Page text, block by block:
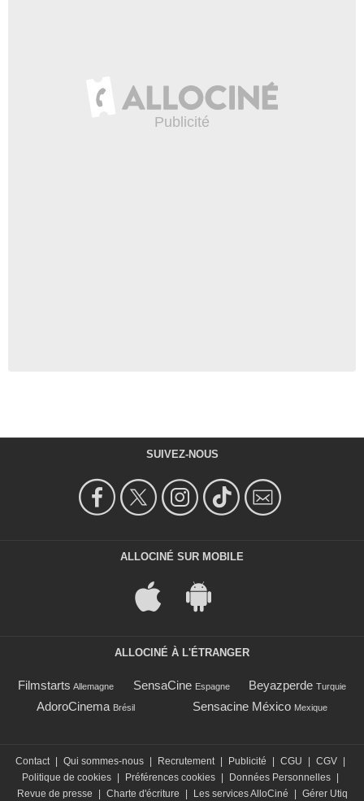
SUIVEZ-NOUS
ALLOCINÉ SUR MOBILE
ALLOCINÉ À L'ÉTRANGER
Filmstarts Allemagne SensaCine Espagne Beyazperde Turquie
AdoroCinema Brésil Sensacine México Mexique
Contact Qui sommes-nous Recrutement Publicité CGU CGV
Politique de cookies
Préférences cookies Données Personnelles
Revue de presse
Charte d'écriture Les services AlloCiné Gérer Utiq